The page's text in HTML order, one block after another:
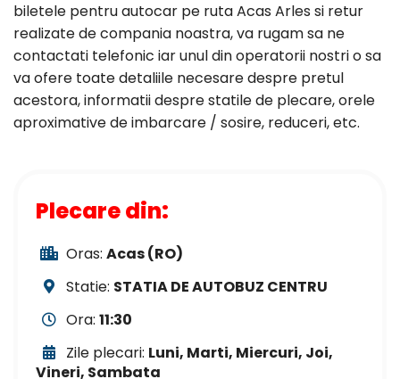
biletele pentru autocar pe ruta Acas Arles si retur
realizate de compania noastra, va rugam sa ne
contactati telefonic iar unul din operatorii nostri o sa
va ofere toate detaliile necesare despre pretul
acestora, informatii despre statile de plecare, orele
aproximative de imbarcare / sosire, reduceri, etc.
Plecare din:
Oras: Acas (RO)
Statie: STATIA DE AUTOBUZ CENTRU
Ora: 11:30
Zile plecari: Luni, Marti, Miercuri, Joi,
Vineri, Sambata